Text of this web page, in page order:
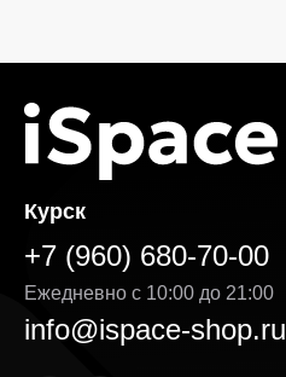
Курск
+7 (960) 680-70-00
Ежедневно с 10:00 до 21:00
info@ispace-shop.ru